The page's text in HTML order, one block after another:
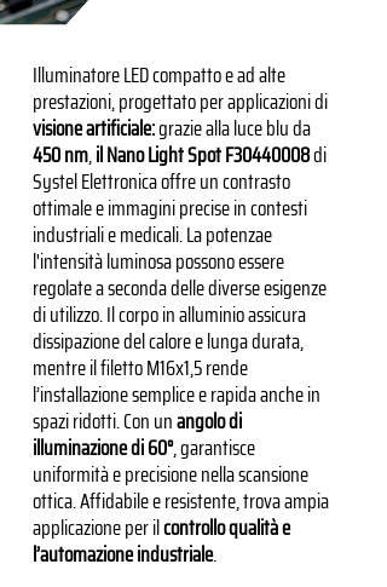
Illuminatore LED compatto e ad alte
prestazioni, progettato per applicazioni di
visione artificiale:grazie alla luce blu da
450 nm,il Nano Light Spot F30440008di
Systel Elettronicaoffre un contrasto
ottimale e immagini precise in contesti
industriali e medicali. La potenzae
l'intensità luminosa possono essere
regolate a seconda delle diverse esigenze
di utilizzo. Il corpo in alluminio assicura
dissipazione del calore e lunga durata,
mentre il filetto M16x1,5 rende
l’installazione semplice e rapida anche in
spazi ridotti. Con unangolo di
illuminazione di 60°, garantisce
uniformità e precisione nella scansione
ottica. Affidabile e resistente, trova ampia
applicazione per ilcontrollo qualità e
l’automazione industriale.